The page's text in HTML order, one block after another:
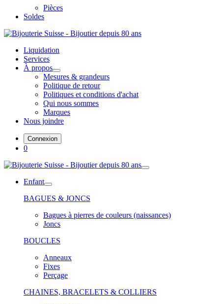
Pièces
Soldes
Liquidation
Services
À propos
Mesures & grandeurs
Politique de retour
Politiques et conditions d'achat
Qui nous sommes
Marques
Nous joindre
Connexion
0
Enfant
BAGUES & JONCS
Bagues à pierres de couleurs (naissances)
Joncs
BOUCLES
Anneaux
Fixes
Perçage
CHAINES, BRACELETS & COLLIERS